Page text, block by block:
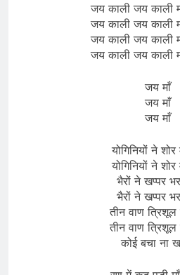
जय काली जय काली
जय काली जय काली
जय काली जय काली
जय काली जय काली
जय माँ
जय माँ
जय माँ
योगिनियों ने शोर
योगिनियों ने शोर
भैरों ने खप्पर
भैरों ने खप्पर
तीन वाण त्रिशूल
तीन वाण त्रिशूल
कोई बचा ना